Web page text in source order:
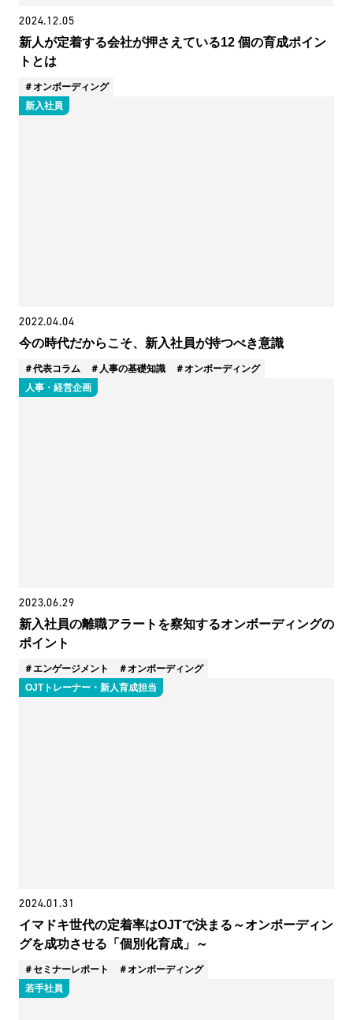
2024.12.05
新人が定着する会社が押さえている12 個の育成ポイン
トとは
オンボーディング
新入社員
2022.04.04
今の時代だからこそ、新入社員が持つべき意識
代表コラム 人事の基礎知識
オンボーディング
人事・経営企画
2023.06.29
新入社員の離職アラートを察知するオンボーディングの
ポイント
エンゲージメント
オンボーディング
OJTトレーナー・新人育成担当
2024.01.31
イマドキ世代の定着率はOJTで決まる～オンボーディン
グを成功させる「個別化育成」～
セミナーレポート
オンボーディング
若手社員